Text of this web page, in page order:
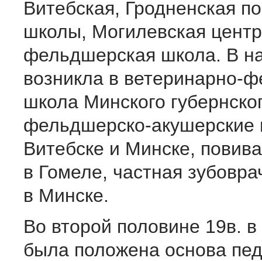
Витебская, Гродненская
школы, Могилевская
фельдшерская школа. В
возникла в ветеринарно-
школа Минского
фельдшерско-
Витебске и Минске,
в Гомеле, частная
в Минске.
Во второй половине 19в.
была положена основа